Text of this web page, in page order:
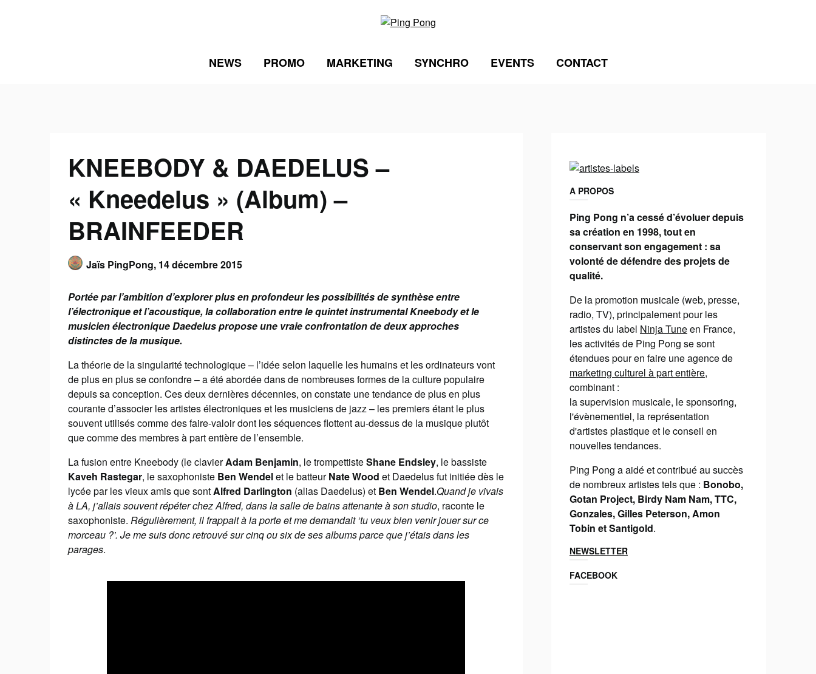
NEWS PROMO MARKETING SYNCHRO EVENTS CONTACT
KNEEBODY & DAEDELUS –
« Kneedelus » (Album) –
BRAINFEEDER
Jaïs PingPong, 14 décembre 2015
Portée par l’ambition d’explorer plus en profondeur les possibilités de synthèse entre
l’électronique et l’acoustique, la collaboration entre le quintet instrumental Kneebody et le
musicien électronique Daedelus propose une vraie confrontation de deux approches
distinctes de la musique.
La théorie de la singularité technologique – l’idée selon laquelle les humains et les ordinateurs vont
de plus en plus se confondre – a été abordée dans de nombreuses formes de la culture populaire
depuis sa conception. Ces deux dernières décennies, on constate une tendance de plus en plus
courante d’associer les artistes électroniques et les musiciens de jazz – les premiers étant le plus
souvent utilisés comme des faire-valoir dont les séquences flottent au-dessus de la musique plutôt
que comme des membres à part entière de l’ensemble.
La fusion entre Kneebody (le clavierAdam Benjamin, le trompettisteShane Endsley, le bassiste
Kaveh Rastegar, le saxophoniste Ben Wendelet le batteurNate Wood et Daedelus fut initiée dès le
lycée par les vieux amis que sontAlfred Darlington (alias Daedelus) et Ben Wendel.Quand je vivais
à LA, j’allais souvent répéter chez Alfred, dans la salle de bains attenante à son studio, raconte le
saxophoniste. Régulièrement, il frappait à la porte et me demandait ‘tu veux bien venir jouer sur ce
morceau ?’. Je me suis donc retrouvé sur cinq ou six de ses albums parce que j’étais dans les
parages.
A PROPOS
Ping Pong n’a cessé d’évoluer depuis
sa création en 1998, tout en
conservant son engagement : sa
volonté de défendre des projets de
qualité.
De la promotion musicale (web, presse,
radio, TV), principalement pour les
artistes du label Ninja Tuneen France,
les activités de Ping Pong se sont
étendues pour en faire une agence de
marketing culturel à part entière,
combinant :
la supervision musicale, le sponsoring,
l'évènementiel, la représentation
d'artistes plastique et le conseil en
nouvelles tendances.
Ping Pong a aidé et contribué au succès
de nombreux artistes tels que : Bonobo,
Gotan Project, Birdy Nam Nam, TTC,
Gonzales, Gilles Peterson, Amon
Tobin et Santigold.
NEWSLETTER
FACEBOOK